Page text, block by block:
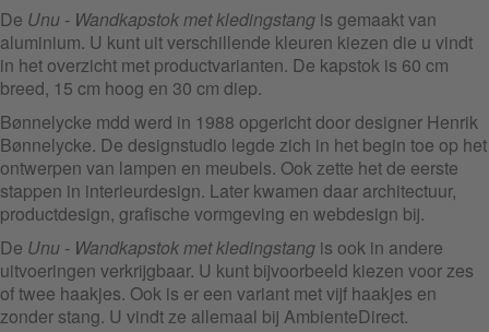
De Unu - Wandkapstok met kledingstang is gemaakt van
aluminium. U kunt uit verschillende kleuren kiezen die u vindt
in het overzicht met productvarianten. De kapstok is 60 cm
breed, 15 cm hoog en 30 cm diep.
Bønnelycke mdd werd in 1988 opgericht door designer Henrik
Bønnelycke. De designstudio legde zich in het begin toe op het
ontwerpen van lampen en meubels. Ook zette het de eerste
stappen in interieurdesign. Later kwamen daar architectuur,
productdesign, grafische vormgeving en webdesign bij.
De Unu - Wandkapstok met kledingstang is ook in andere
uitvoeringen verkrijgbaar. U kunt bijvoorbeeld kiezen voor zes
of twee haakjes. Ook is er een variant met vijf haakjes en
zonder stang. U vindt ze allemaal bij AmbienteDirect.